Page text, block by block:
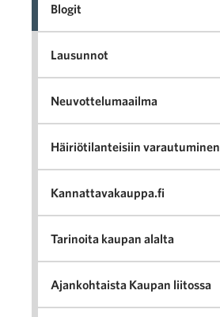
Blogit
Lausunnot
Neuvottelumaailma
Häiriötilanteisiin varautuminen
Kannattavakauppa.fi
Tarinoita kaupan alalta
Ajankohtaista Kaupan liitossa